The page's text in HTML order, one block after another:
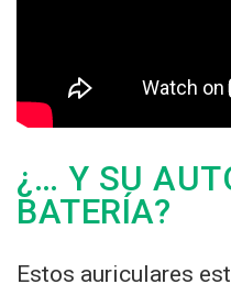
¿… Y SU
BATERÍA?
Estos auriculares